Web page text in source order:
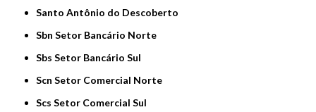
Santo Antônio do Descoberto
Sbn Setor Bancário Norte
Sbs Setor Bancário Sul
Scn Setor Comercial Norte
Scs Setor Comercial Sul